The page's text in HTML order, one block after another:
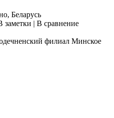
Беларусь
заметки | В сравнение